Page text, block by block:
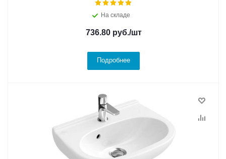
На складе
736.80руб./шт
Подробнее